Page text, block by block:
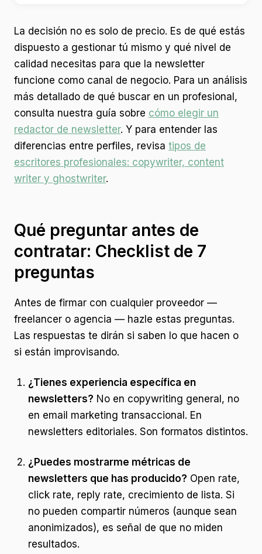
La decisión no es solo de precio. Es de qué estás
dispuesto a gestionar tú mismo y qué nivel de
calidad necesitas para que la newsletter
funcione como canal de negocio. Para un análisis
más detallado de qué buscar en un profesional,
consulta nuestra guía sobre cómo elegir un
redactor de newsletter. Y para entender las
diferencias entre perfiles, revisa tipos de
escritores profesionales: copywriter, content
writer y ghostwriter.
Qué preguntar antes de
contratar: Checklist de 7
preguntas
Antes de firmar con cualquier proveedor —
freelancer o agencia — hazle estas preguntas.
Las respuestas te dirán si saben lo que hacen o
si están improvisando.
¿Tienes experiencia específica en
newsletters? No en copywriting general, no
en email marketing transaccional. En
newsletters editoriales. Son formatos distintos.
¿Puedes mostrarme métricas de
newsletters que has producido? Open rate,
click rate, reply rate, crecimiento de lista. Si
no pueden compartir números (aunque sean
anonimizados), es señal de que no miden
resultados.